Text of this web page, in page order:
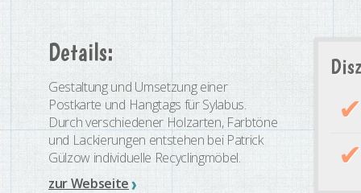
Details:
Gestaltung und Umsetzung einer
Postkarte und Hangtags für Sylabus.
Durch verschiedener Holzarten, Farbtöne
und Lackierungen entstehen bei Patrick
Gülzow individuelle Recyclingmöbel.
zur Webseite